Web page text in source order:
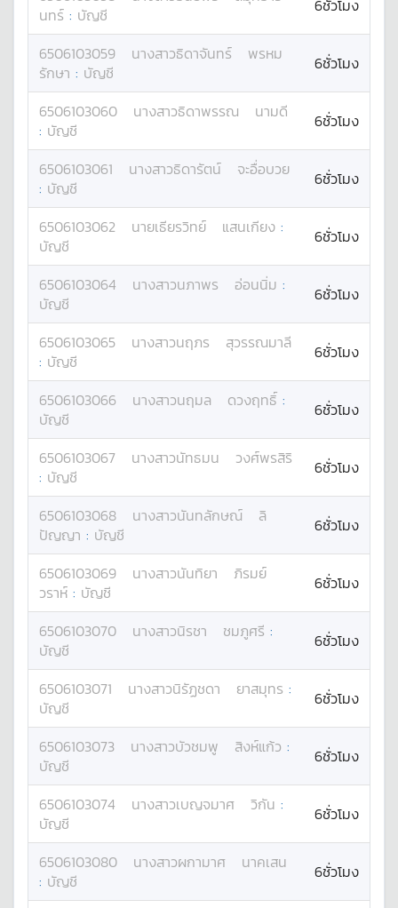
นทร์ : บัญชี 6ชั่วโมง
6506103059 นางสาวธิดาจันทร์
พรหม
รักษา : บัญชี 6ชั่วโมง
6506103060 นางสาวธิดาพรรณ
นามดี
: บัญชี 6ชั่วโมง
6506103061 นางสาวธิดารัตน์
จะอื่อบวย
: บัญชี 6ชั่วโมง
6506103062 นายเธียรวิทย์ แสนเกียง :
บัญชี
6ชั่วโมง
6506103064 นางสาวนภาพร อ่อนนิ่ม :
บัญชี
6ชั่วโมง
6506103065 นางสาวนฤภร
สุวรรณมาลี
: บัญชี 6ชั่วโมง
6506103066 นางสาวนฤมล ดวงฤทธิ์ :
บัญชี
6ชั่วโมง
6506103067 นางสาวนัทธมน
วงศ์พรสิริ
: บัญชี 6ชั่วโมง
6506103068 นางสาวนันทลักษณ์
ลิ
ปัญญา : บัญชี 6ชั่วโมง
6506103069 นางสาวนันทิยา
ภิรมย์
วราห์ : บัญชี 6ชั่วโมง
6506103070 นางสาวนิรชา ชมภูศรี :
บัญชี
6ชั่วโมง
6506103071 นางสาวนิรัฏชดา ยาสมุทร :
บัญชี
6ชั่วโมง
6506103073 นางสาวบัวชมพู สิงห์แก้ว :
บัญชี
6ชั่วโมง
6506103074 นางสาวเบญจมาศ วิกัน :
บัญชี
6ชั่วโมง
6506103080 นางสาวผกามาศ
นาคเสน
: บัญชี 6ชั่วโมง